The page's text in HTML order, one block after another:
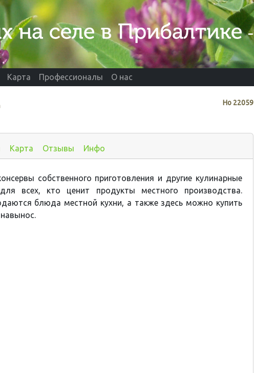
Карта Профессионалы О нас
Нo 22059
Карта Отзывы Инфо
собственного приготовления и другие кулинарные
всех, кто ценит продукты местного производства.
блюда местной кухни, а также здесь можно купить